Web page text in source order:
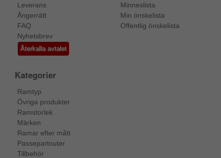
Leverans
Ångerrätt
FAQ
Nyhetsbrev
Återkalla avtalet
Minneslista
Min önskelista
Offentlig önskelista
Kategorier
Ramtyp
Övriga produkter
Ramstorlek
Märken
Ramar efter mått
Passepartouter
Tillbehör